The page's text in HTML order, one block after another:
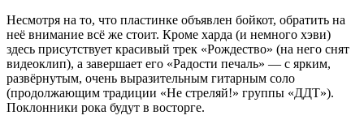
Несмотря на то, что пластинке объявлен бойкот, обратить на
неё внимание всё же стоит. Кроме харда (и немного хэви)
здесь присутствует красивый трек «Рождество» (на него снят
видеоклип), а завершает его «Радости печаль» — с ярким,
развёрнутым, очень выразительным гитарным соло
(продолжающим традиции «Не стреляй!» группы «ДДТ»).
Поклонники рока будут в восторге.